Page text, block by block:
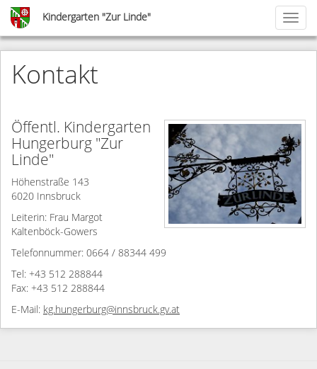
Skip
main
content
Kindergarten "Zur Linde"
Kontakt
Öffentl. Kindergarten
Hungerburg "Zur
Linde"
Höhenstraße 143
6020 Innsbruck
Leiterin: Frau Margot
Kaltenböck-Gowers
Telefonnummer: 0664 / 88344 499
Tel: +43 512 288844
Fax: +43 512 288844
E-Mail: kg.hungerburg@innsbruck.gv.at